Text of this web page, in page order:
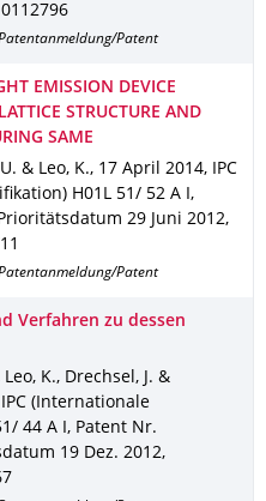
Patent
EMISSION DEVICE
STRUCTURE AND
SAME
& Leo, K., 17 April 2014,
IPC
H01L 51/ 52 A I ,
Prioritätsdatum 29 Juni 2012,
Patent
Verfahren zu dessen
K., Drechsel, J. &
IPC (Internationale
44 A I , Patent Nr.
19 Dez. 2012,